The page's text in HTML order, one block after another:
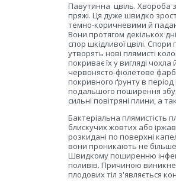
Павутинна цвіль. Хвороба
пряжі. Ця дуже швидко
темно-коричневими й
Вони протягом декількох
спор шкідливої цвілі.
утворять нові плямисті
покриває їх у вигляді
червонясто-фіолетове
покривного ґрунту в
подальшого поширення
сильні повітряні плини, а
Бактеріальна плямистість
блискучих жовтих або
розкидані по поверхні
вони проникають не більше
Швидкому поширенню
поливів. Причиною
плодових тіл з'являється